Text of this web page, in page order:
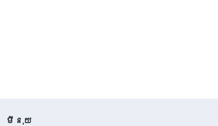
មីនុយ